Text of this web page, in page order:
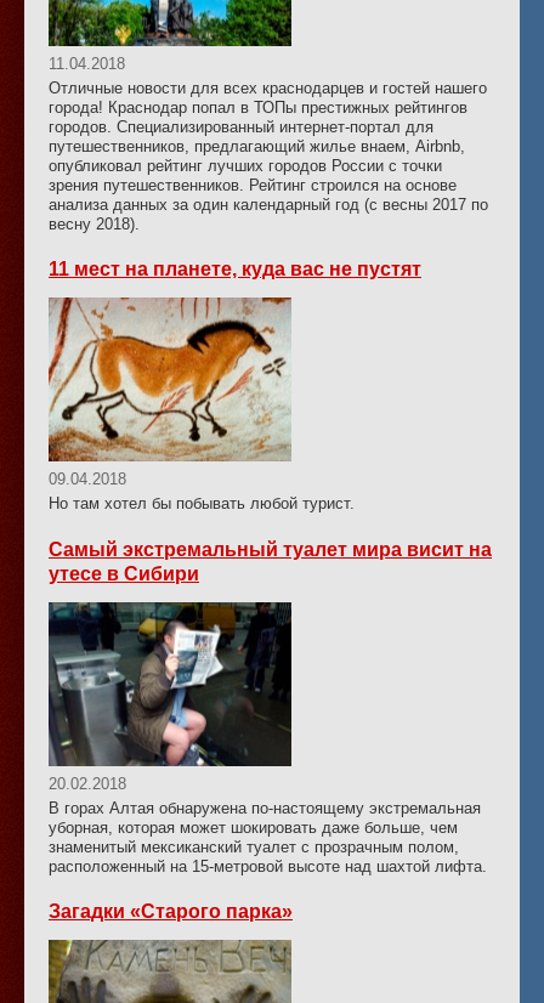
11.04.2018
Отличные новости для всех краснодарцев и гостей нашего
города! Краснодар попал в ТОПы престижных рейтингов
городов. Специализированный интернет-портал для
путешественников, предлагающий жилье внаем, Airbnb,
опубликовал рейтинг лучших городов России с точки
зрения путешественников. Рейтинг строился на основе
анализа данных за один календарный год (с весны 2017 по
весну 2018).
11 мест на планете, куда вас не пустят
09.04.2018
Но там хотел бы побывать любой турист.
Самый экстремальный туалет мира висит на
утесе в Сибири
20.02.2018
В горах Алтая обнаружена по-настоящему экстремальная
уборная, которая может шокировать даже больше, чем
знаменитый мексиканский туалет с прозрачным полом,
расположенный на 15-метровой высоте над шахтой лифта.
Загадки «Старого парка»